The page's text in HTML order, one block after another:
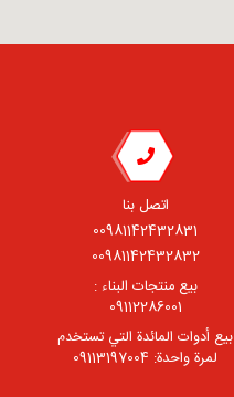
اتصل بنا
00981142432831
00981142432832
بيع منتجات البناء :
09112286001
بيع أدوات المائدة التي تستخدم
لمرة واحدة: 09113197004